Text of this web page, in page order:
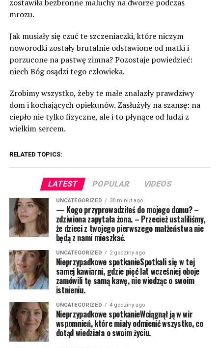
zostawiła bezbronne maluchy na dworze podczas
mrozu.
Jak musiały się czuć te szczeniaczki, które niczym
noworodki zostały brutalnie odstawione od matki i
porzucone na pastwę zimna? Pozostaje powiedzieć:
niech Bóg osądzi tego człowieka.
Zrobimy wszystko, żeby te małe znalazły prawdziwy
dom i kochających opiekunów. Zasłużyły na szansę: na
ciepło nie tylko fizyczne, ale i to płynące od ludzi z
wielkim sercem.
RELATED TOPICS:
LATEST POPULAR VIDEOS
UNCATEGORIZED 30 minut ago
— Kogo przyprowadziłeś do mojego domu? –
zdziwiona zapytała żona. – Przecież ustaliliśmy,
że dzieci z twojego pierwszego małżeństwa nie
będą z nami mieszkać.
UNCATEGORIZED 2 godziny ago
Nieprzypadkowe spotkanieSpotkali się w tej
samej kawiarni, gdzie pięć lat wcześniej oboje
zamówili tę samą kawę, nie wiedząc o swoim
istnieniu.
UNCATEGORIZED 4 godziny ago
Nieprzypadkowe spotkanieWciągnął ją w wir
wspomnień, które miały odmienić wszystko, co
dotąd wiedziała o swoim życiu.